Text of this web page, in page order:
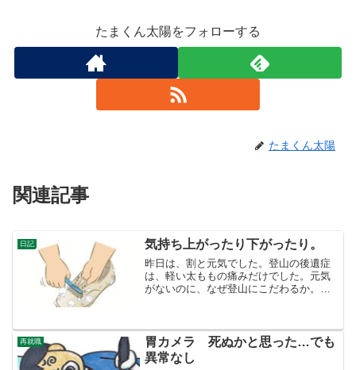
たまくん太陽をフォローする
たまくん太陽
関連記事
日記 気持ち上がったり下がったり。
昨日は、割と元気でした。登山の後遺症
は、軽い太ももの痛みだけでした。元気
がないのに、なぜ登山にこだわるか。他
ます。元気が無いのに無理...
再就職
胃カメラ 死ぬかと思った…でも
異常なし